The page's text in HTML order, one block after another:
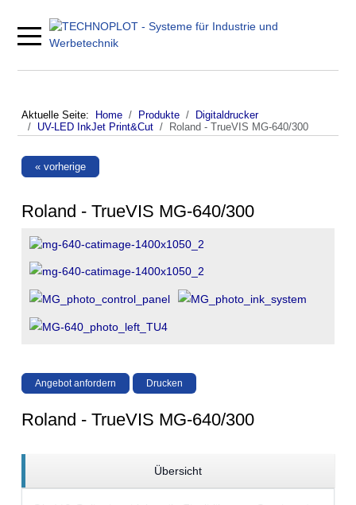
Mobile Menu Toggle
Aktuelle Seite: Home Produkte
Digitaldrucker
UV-LED InkJet Print&Cut
Roland - TrueVIS MG-640/300
« vorherige
Roland - TrueVIS MG-640/300
Angebot anfordern Drucken
Roland - TrueVIS MG-640/300
Übersicht